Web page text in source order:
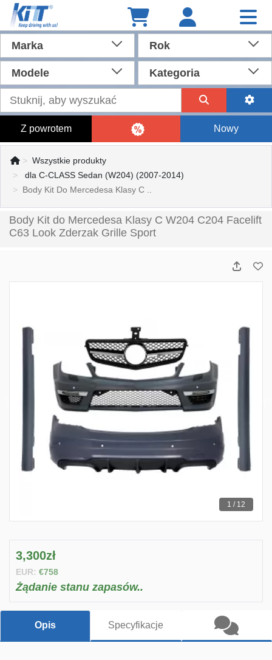
Marka Rok
Modele Kategoria
Z powrotem Nowy
Wszystkie produkty
dla C-CLASS Sedan (W204) (2007-2014)
Body Kit Do Mercedesa Klasy C ..
Body Kit do Mercedesa Klasy C W204 C204 Facelift
C63 Look Zderzak Grille Sport
1 / 12
3,300zł
EUR: €758
Żądanie stanu zapasów..
Opis Specyfikacje